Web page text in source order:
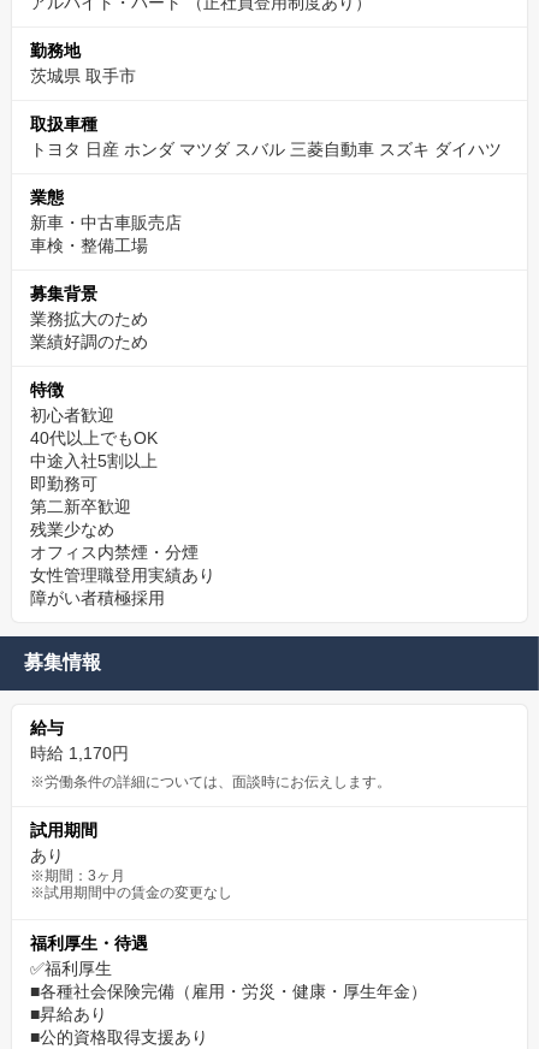
勤務地
茨城県 取手市
取扱車種
トヨタ 日産 ホンダ マツダ スバル 三菱自動車 スズキ ダイハツ
業態
新車・中古車販売店
車検・整備工場
募集背景
業務拡大のため
業績好調のため
特徴
初心者歓迎
40代以上でもOK
中途入社5割以上
即勤務可
第二新卒歓迎
残業少なめ
オフィス内禁煙・分煙
女性管理職登用実績あり
障がい者積極採用
募集情報
給与
時給 1,170円
※労働条件の詳細については、面談時にお伝えします。
試用期間
あり
※期間：3ヶ月
※試用期間中の賃金の変更なし
福利厚生・待遇
✅福利厚生
■各種社会保険完備（雇用・労災・健康・厚生年金）
■昇給あり
■公的資格取得支援あり